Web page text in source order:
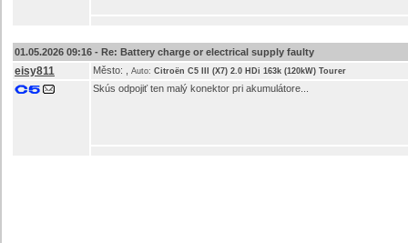
01.05.2026 09:16 - Re: Battery charge or electrical supply faulty
eisy811 Město: Auto: Citroën C5 III (X7) 2.0 HDi 163k (120kW) Tourer
Skús odpojiť ten malý konektor pri akumulátore...